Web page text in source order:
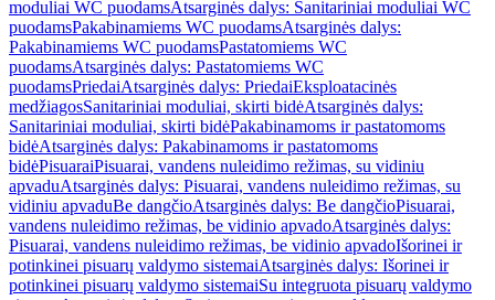
moduliai WC puodamsAtsarginės dalys: Sanitariniai moduliai WC
puodamsPakabinamiems WC puodamsAtsarginės dalys:
Pakabinamiems WC puodamsPastatomiems WC
puodamsAtsarginės dalys: Pastatomiems WC
puodamsPriedaiAtsarginės dalys: PriedaiEksploatacinės
medžiagosSanitariniai moduliai, skirti bidėAtsarginės dalys:
Sanitariniai moduliai, skirti bidėPakabinamoms ir pastatomoms
bidėAtsarginės dalys: Pakabinamoms ir pastatomoms
bidėPisuaraiPisuarai, vandens nuleidimo režimas, su vidiniu
apvaduAtsarginės dalys: Pisuarai, vandens nuleidimo režimas, su
vidiniu apvaduBe dangčioAtsarginės dalys: Be dangčioPisuarai,
vandens nuleidimo režimas, be vidinio apvadoAtsarginės dalys:
Pisuarai, vandens nuleidimo režimas, be vidinio apvadoIšorinei ir
potinkinei pisuarų valdymo sistemaiAtsarginės dalys: Išorinei ir
potinkinei pisuarų valdymo sistemaiSu integruota pisuarų valdymo